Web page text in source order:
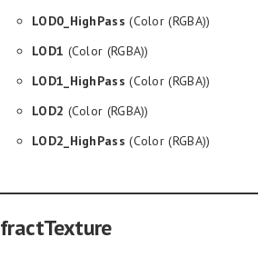
LOD0_HighPass (Color (RGBA))
LOD1 (Color (RGBA))
LOD1_HighPass (Color (RGBA))
LOD2 (Color (RGBA))
LOD2_HighPass (Color (RGBA))
fractTexture